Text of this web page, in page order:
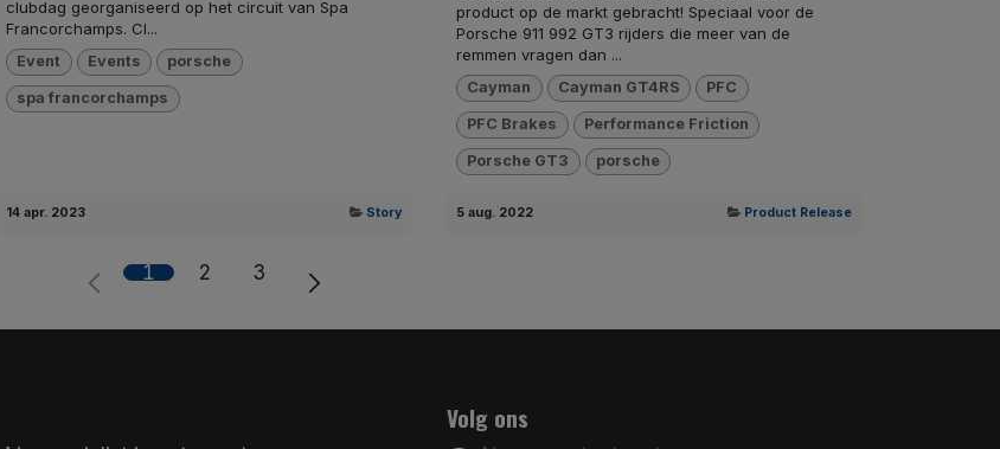
clubdag georganiseerd op het circuit van Spa
Francorchamps. Cl...
Event Events porsche
spa francorchamps
14 apr. 2023 Story
product op de markt gebracht! Speciaal voor de
Porsche 911 992 GT3 rijders die meer van de
remmen vragen dan ...
Cayman Cayman GT4RS PFC
PFC Brakes Performance Friction
Porsche GT3 porsche
5 aug. 2022 Product Release
1 2 3
Volg ons